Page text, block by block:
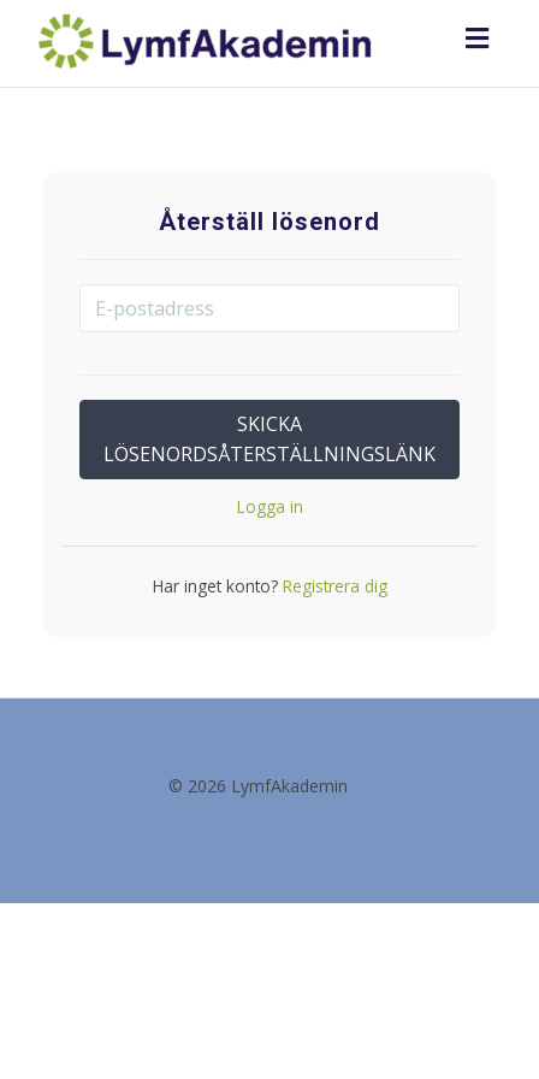
Återställ lösenord
Logga in
Har inget konto?Registrera dig
© 2026 LymfAkademin